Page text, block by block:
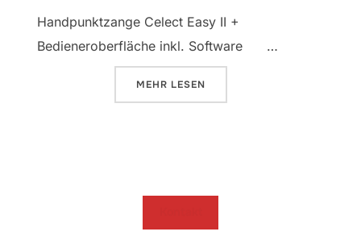
Handpunktzange Celect Easy II +
Bedieneroberfläche inkl. Software …
MEHR ÜBER „VAS6249/1 UMRÜSTSATZ“
LESEN